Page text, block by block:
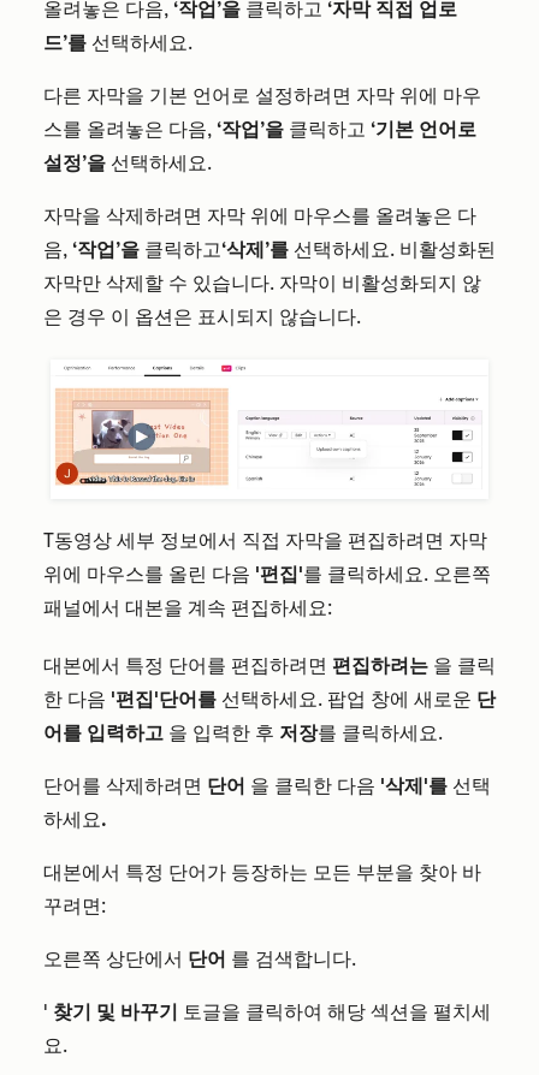
올려놓은 다음, ‘작업’을 클릭하고 ‘자막 직접 업로
드’를 선택하세요.
다른 자막을 기본 언어로 설정하려면 자막 위에 마우
스를 올려놓은 다음, ‘작업’을 클릭하고 ‘기본 언어로
설정’을 선택하세요.
자막을 삭제하려면 자막 위에 마우스를 올려놓은 다
음, ‘작업’을 클릭하고‘삭제’를 선택하세요. 비활성화된
자막만 삭제할 수 있습니다. 자막이 비활성화되지 않
은 경우 이 옵션은 표시되지 않습니다.
T동영상 세부 정보에서 직접 자막을 편집하려면 자막
위에 마우스를 올린 다음 '편집'를 클릭하세요. 오른쪽
패널에서 대본을 계속 편집하세요:
대본에서 특정 단어를 편집하려면 편집하려는 을 클릭
한 다음 '편집'단어를 선택하세요. 팝업 창에 새로운 단
어를 입력하고 을 입력한 후 저장를 클릭하세요.
단어를 삭제하려면 단어 을 클릭한 다음 '삭제'를 선택
하세요.
대본에서 특정 단어가 등장하는 모든 부분을 찾아 바
꾸려면:
오른쪽 상단에서 단어 를 검색합니다.
' 찾기 및 바꾸기 토글을 클릭하여 해당 섹션을 펼치세
요.